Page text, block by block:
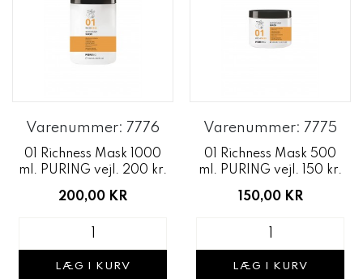
Varenummer: 7776
01 Richness Mask 1000
ml. PURING vejl. 200 kr.
200,00 KR
LÆG I KURV
Varenummer: 7775
01 Richness Mask 500
ml. PURING vejl. 150 kr.
150,00 KR
LÆG I KURV